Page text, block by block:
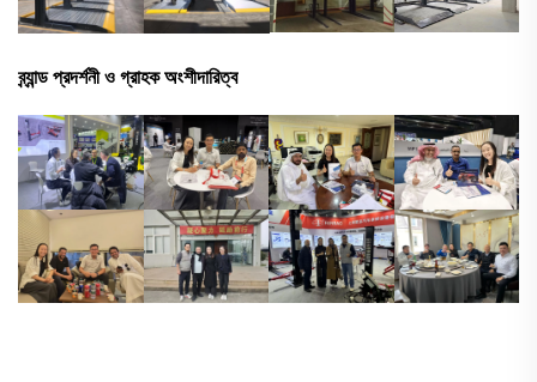
ব্র্যান্ড প্রদর্শনী ও গ্রাহক অংশীদারিত্ব